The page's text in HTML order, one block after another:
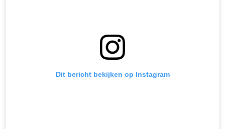
Dit bericht bekijken op Instagram